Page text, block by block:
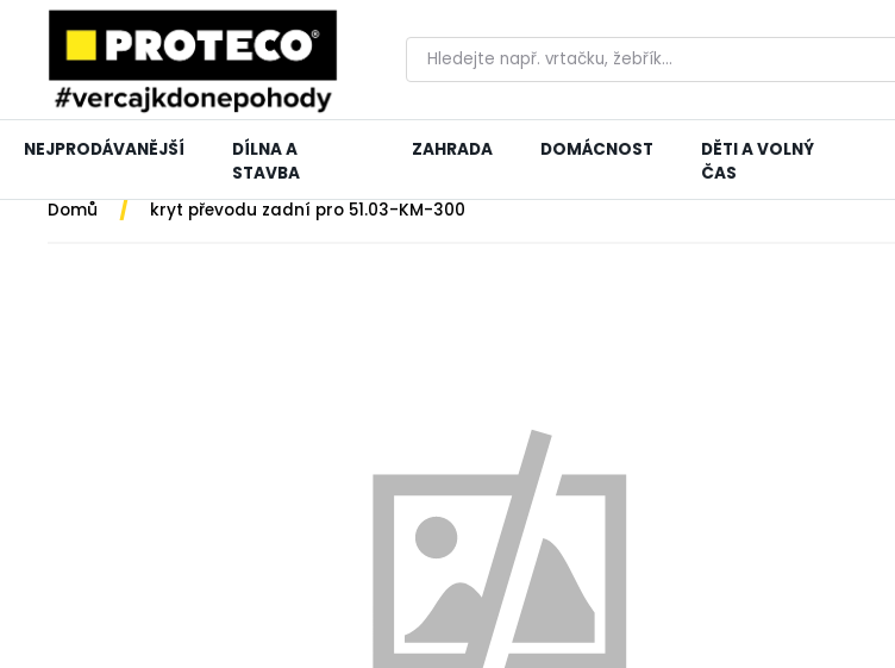
NEJPRODÁVANĚJŠÍ
DÍLNA A
STAVBA
ZAHRADA DOMÁCNOST
DĚTI A VOLNÝ
ČAS
Domů / kryt převodu zadní pro 51.03-KM-300